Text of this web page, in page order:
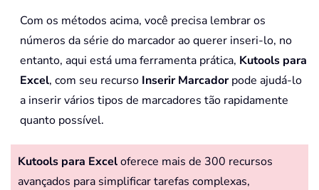
Com os métodos acima, você precisa lembrar os
números da série do marcador ao querer inseri-lo, no
entanto, aqui está uma ferramenta prática, Kutools para
Excel, com seu recurso Inserir Marcadorpode ajudá-lo
a inserir vários tipos de marcadores tão rapidamente
quanto possível.
Kutools para Exceloferece mais de 300 recursos
avançados para simplificar tarefas complexas,